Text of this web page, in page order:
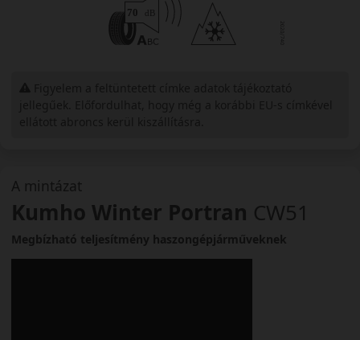
A mintázat
Kumho Winter Portran CW51
Megbízható teljesítmény haszongépjárműveknek